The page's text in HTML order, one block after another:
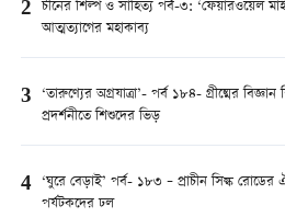
2 চীনের শিল্প ও সাহিত্য পর্ব-৩: ‘ফেয়ারওয়েল
আত্মত্যাগের মহাকাব্য
3 ‘তারুণ্যের অগ্রযাত্রা’- পর্ব ১৮৪- গ্রীষ্মের
প্রদর্শনীতে শিশুদের ভিড়
4 ‘ঘুরে বেড়াই’ পর্ব- ১৮৩ – প্রাচীন সিল্ক রোডের
পর্যটকদের ঢল